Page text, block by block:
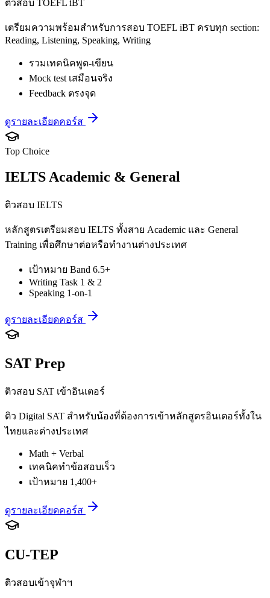
ติวสอบ TOEFL iBT
เตรียมความพร้อมสำหรับการสอบ TOEFL iBT ครบทุก section:
Reading, Listening, Speaking, Writing
รวมเทคนิคพูด-เขียน
Mock test เสมือนจริง
Feedback ตรงจุด
ดูรายละเอียดคอร์ส
Top Choice
IELTS Academic & General
ติวสอบ IELTS
หลักสูตรเตรียมสอบ IELTS ทั้งสาย Academic และ General
Training เพื่อศึกษาต่อหรือทำงานต่างประเทศ
เป้าหมาย Band 6.5+
Writing Task 1 & 2
Speaking 1-on-1
ดูรายละเอียดคอร์ส
SAT Prep
ติวสอบ SAT เข้าอินเตอร์
ติว Digital SAT สำหรับน้องที่ต้องการเข้าหลักสูตรอินเตอร์ทั้งใน
ไทยและต่างประเทศ
Math + Verbal
เทคนิคทำข้อสอบเร็ว
เป้าหมาย 1,400+
ดูรายละเอียดคอร์ส
CU-TEP
ติวสอบเข้าจุฬาฯ